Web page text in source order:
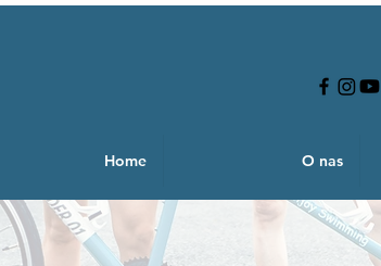
Home O nas